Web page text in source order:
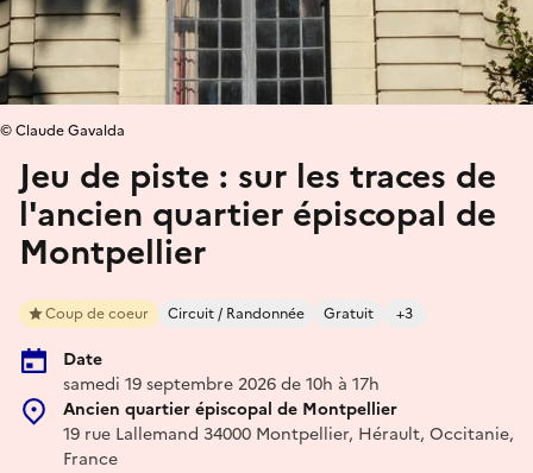
Jeu de piste : sur les traces de
l'ancien quartier épiscopal de
Montpellier
Coup de coeur Circuit / Randonnée Gratuit +3
Date
samedi 19 septembre 2026 de 10h à 17h
Ancien quartier épiscopal de Montpellier
19 rue Lallemand 34000 Montpellier, Hérault, Occitanie,
France
© Claude Gavalda